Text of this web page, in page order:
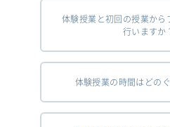
体験授業と初回の授業から
行いますか
体験授業の時間はどの